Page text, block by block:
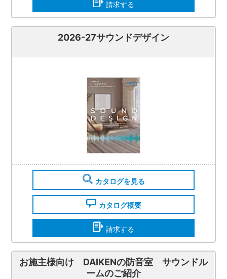
請求する
2026-27サウンドデザイン
カタログを見る
カタログ概要
請求する
お施主様向け DAIKENの防音室 サウンドル
ームのご紹介